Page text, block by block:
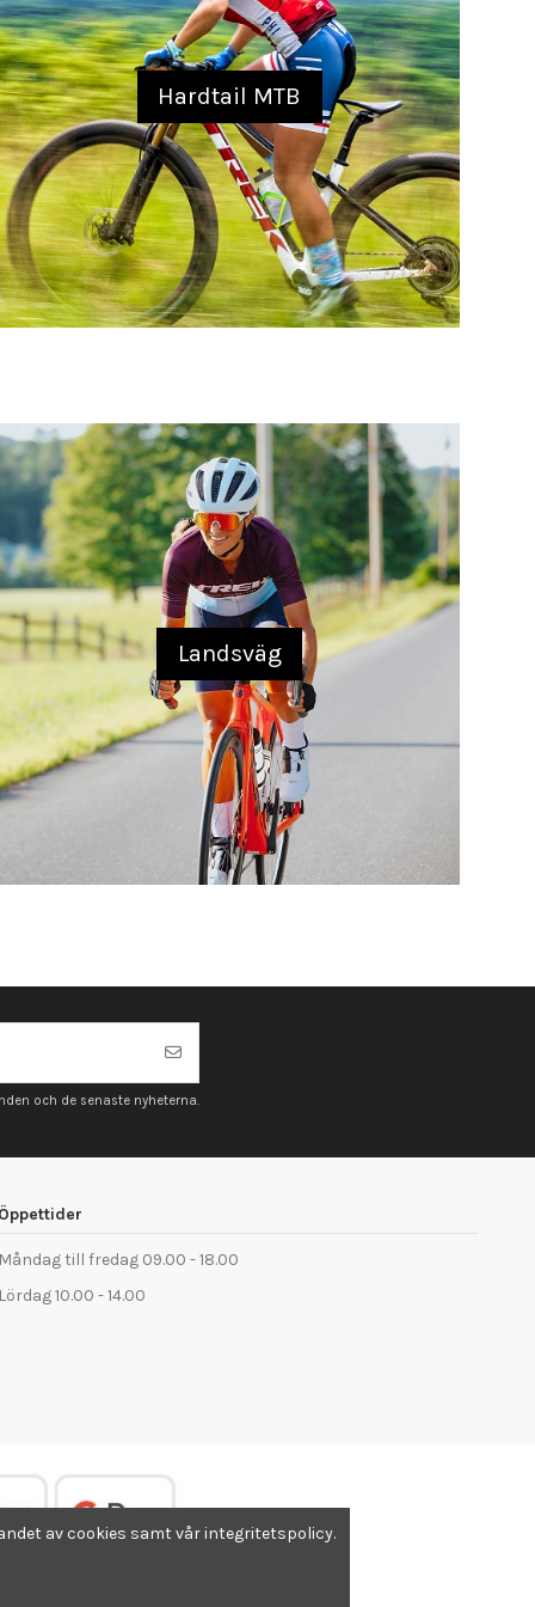
Hardtail MTB
Landsväg
och de senaste nyheterna.
till fredag 09.00 - 18.00
10.00 - 14.00
av cookies samt vår integritetspolicy.